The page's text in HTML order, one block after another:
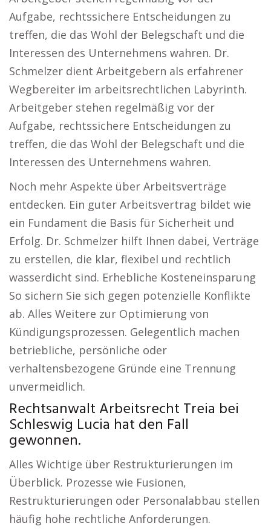
Aufgabe, rechtssichere Entscheidungen zu
treffen, die das Wohl der Belegschaft und die
Interessen des Unternehmens wahren. Dr.
Schmelzer dient Arbeitgebern als erfahrener
Wegbereiter im arbeitsrechtlichen Labyrinth.
Arbeitgeber stehen regelmäßig vor der
Aufgabe, rechtssichere Entscheidungen zu
treffen, die das Wohl der Belegschaft und die
Interessen des Unternehmens wahren.
Noch mehr Aspekte über Arbeitsverträge
entdecken. Ein guter Arbeitsvertrag bildet wie
ein Fundament die Basis für Sicherheit und
Erfolg. Dr. Schmelzer hilft Ihnen dabei, Verträge
zu erstellen, die klar, flexibel und rechtlich
wasserdicht sind. Erhebliche Kosteneinsparung
So sichern Sie sich gegen potenzielle Konflikte
ab. Alles Weitere zur Optimierung von
Kündigungsprozessen. Gelegentlich machen
betriebliche, persönliche oder
verhaltensbezogene Gründe eine Trennung
unvermeidlich.
Rechtsanwalt Arbeitsrecht Treia bei
Schleswig Lucia hat den Fall
gewonnen.
Alles Wichtige über Restrukturierungen im
Überblick. Prozesse wie Fusionen,
Restrukturierungen oder Personalabbau stellen
häufig hohe rechtliche Anforderungen.